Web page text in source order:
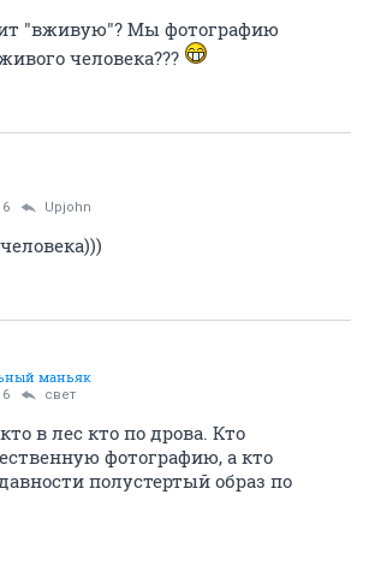
"вживую"? Мы фотографию
человека???
Upjohn
маньяк
свет
в лес кто по дрова. Кто
фотографию, а кто
полустертый образ по